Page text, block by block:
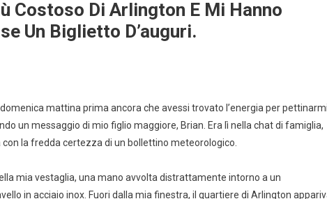
Costoso Di Arlington E Mi Hanno
Un Biglietto D’auguri.
mattina prima ancora che avessi trovato l’energia per pettinarmi.
un messaggio di mio figlio maggiore, Brian. Era lì nella chat di famiglia,
la fredda certezza di un bollettino meteorologico.
mia vestaglia, una mano avvolta distrattamente intorno a un
in acciaio inox. Fuori dalla mia finestra, il quartiere di Arlington